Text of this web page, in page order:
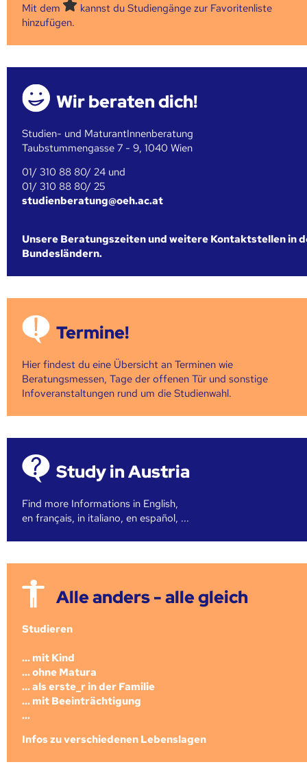
Mit dem
kannst du Studiengänge zur Favoritenliste
hinzufügen.
Wir beraten dich!
Studien- und MaturantInnenberatung
Taubstummengasse 7 - 9, 1040 Wien
01/ 310 88 80/ 24 und
01/ 310 88 80/ 25
studienberatung@oeh.ac.at
Unsere Beratungszeiten und weitere Kontaktstellen in
Bundesländern.
Termine!
Hier findest du eine Übersicht an Terminen wie
Beratungsmessen, Tage der offenen Tür und sonstige
Infoveranstaltungen rund um die Studienwahl.
Study in Austria
Find more Informations in English,
en français, in italiano, en español, ...
Alle anders - alle gleich
Studieren
... mit Kind
... ohne Matura
... als erste_r in der Familie
... mit Beeinträchtigung
...
Infos zu verschiedenen Lebenslagen